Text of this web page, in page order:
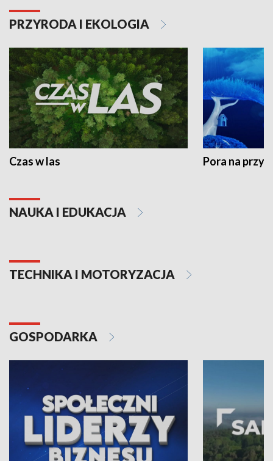
PRZYRODA I EKOLOGIA
Czas w las Pora na
NAUKA I EDUKACJA
TECHNIKA I MOTORYZACJA
GOSPODARKA